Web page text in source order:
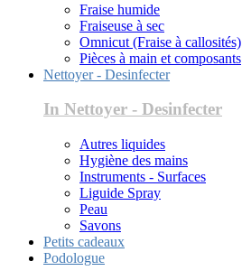
Fraise humide
Fraiseuse à sec
Omnicut (Fraise à callosités)
Pièces à main et composants
Nettoyer - Desinfecter
In Nettoyer - Desinfecter
Autres liquides
Hygiène des mains
Instruments - Surfaces
Liguide Spray
Peau
Savons
Petits cadeaux
Podologue